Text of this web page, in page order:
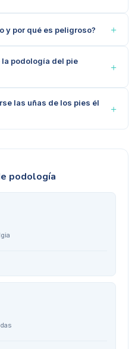
y por qué es peligroso? ＋
podología del pie
＋
las uñas de los pies él
＋
podología